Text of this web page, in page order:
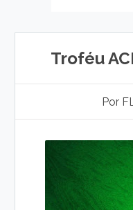
Troféu
Por